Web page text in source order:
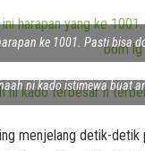
ke 1001. Pasti bisa
ni kado istimewa buat
menjelang detik-